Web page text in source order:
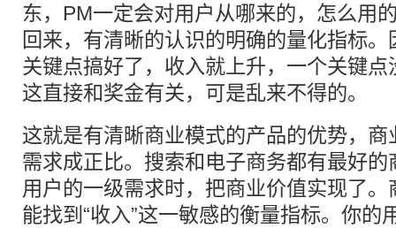
东，PM一定会对用户从哪来的，怎么用
回来，有清晰的认识的明确的量化指标
关键点搞好了，收入就上升，一个关键
这直接和奖金有关，可是乱来不得的。
这就是有清晰商业模式的产品的优势，
需求成正比。搜索和电子商务都有最好
用户的一级需求时，把商业价值实现了
能找到“收入”这一敏感的衡量指标。你的